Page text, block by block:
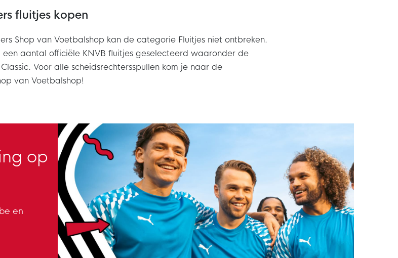
fluitjes kopen
Shop van Voetbalshop kan de categorie Fluitjes niet ontbreken.
een aantal officiële KNVB fluitjes geselecteerd waaronder de
Voor alle scheidsrechtersspullen kom je naar de
van Voetbalshop!
op
en